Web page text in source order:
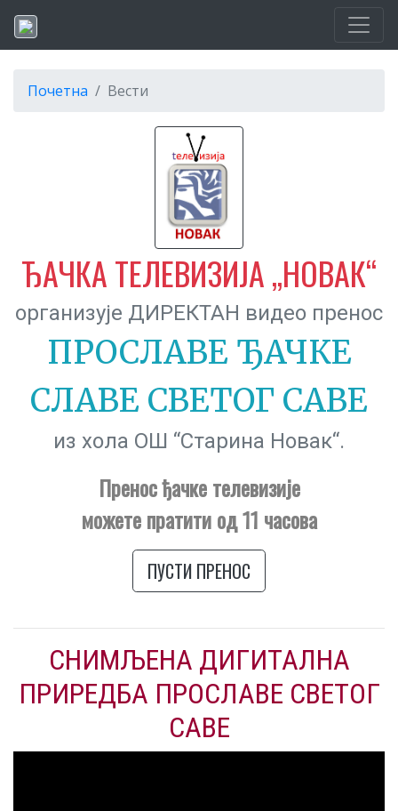
Почетна Вести
ЂАЧКА ТЕЛЕВИЗИЈА „НОВАК“
организује ДИРЕКТАН видео пренос
ПРОСЛАВЕ ЂАЧКЕ
СЛАВЕ СВЕТОГ САВЕ
из хола ОШ “Старина Новак“.
Пренос ђачке телевизије
можете пратити од 11 часова
ПУСТИ ПРЕНОС
СНИМЉЕНА ДИГИТАЛНА
ПРИРЕДБА ПРОСЛАВЕ СВЕТОГ
САВЕ